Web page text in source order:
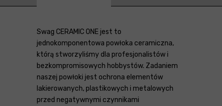
Swag CERAMIC ONE jest to
jednokomponentowa powłoka ceramiczna,
którą stworzyliśmy dla profesjonalistów i
bezkompromisowych hobbystów. Zadaniem
naszej powłoki jest ochrona elementów
lakierowanych, plastikowych i metalowych
przed negatywnymi czynnikami